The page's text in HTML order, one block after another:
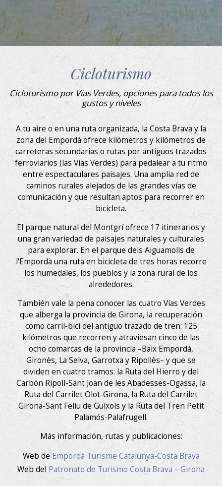
Contacto
Descubre el Empordà
Cicloturismo
Cicloturismo por Vías Verdes, opciones para todos los
gustos y niveles
A tu aire o en una ruta organizada, la Costa Brava y la
zona del Empordà ofrece kilómetros y kilómetros de
carreteras secundarias o rutas por antiguos trazados
ferroviarios (las Vías Verdes) para pedalear a tu ritmo
entre espectaculares paisajes. Una amplia red de
caminos rurales alejados de las grandes vías de
comunicación y que resultan aptos para recorrer en
bicicleta.
El parque natural del Montgrí ofrece 17 itinerarios y
una gran variedad de paisajes naturales y culturales
para explorar. En el parque dels Aiguamolls de
l'Empordà una ruta en bicicleta de tres horas recorre
los humedales, los pueblos y la zona rural de los
alrededores.
También vale la pena conocer las cuatro Vías Verdes
que alberga la provincia de Girona, la recuperación
como carril-bici del antiguo trazado de tren: 125
kilómetros que recorren y atraviesan cinco de las
ocho comarcas de la provincia –Baix Empordà,
Gironès, La Selva, Garrotxa y Ripollès– y que se
dividen en cuatro tramos: la Ruta del Hierro y del
Carbón Ripoll-Sant Joan de les Abadesses-Ogassa, la
Ruta del Carrilet Olot-Girona, la Ruta del Carrilet
Girona-Sant Feliu de Guíxols y la Ruta del Tren Petit
Palamós-Palafrugell.
Más información, rutas y publicaciones:
Web deEmpordà Turisme Catalunya-Costa Brava
Web del Patronato de Turismo Costa Brava – Girona
navegación. Gracias a ellas, podemos conocer los hábitos
de navegación en el sitio web y mostrar publicidad
relacionada con el perfil de navegación del usuario.